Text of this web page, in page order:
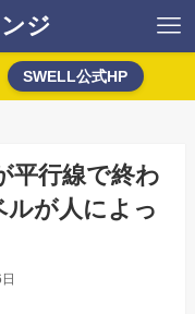
ジ
SWELL公式HP
平行線で終わ
ルが人によっ